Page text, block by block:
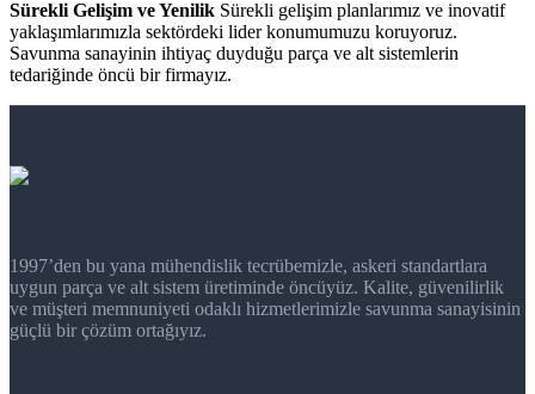
Sürekli Gelişim ve Yenilik Sürekli gelişim planlarımız ve inovatif
yaklaşımlarımızla sektördeki lider konumumuzu koruyoruz.
Savunma sanayinin ihtiyaç duyduğu parça ve alt sistemlerin
tedariğinde öncü bir firmayız.
1997’den bu yana mühendislik tecrübemizle, askeri standartlara
uygun parça ve alt sistem üretiminde öncüyüz. Kalite, güvenilirlik
ve müşteri memnuniyeti odaklı hizmetlerimizle savunma sanayisinin
güçlü bir çözüm ortağıyız.